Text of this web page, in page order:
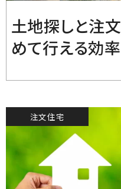
土地探しと注
めて行える効
注文住宅